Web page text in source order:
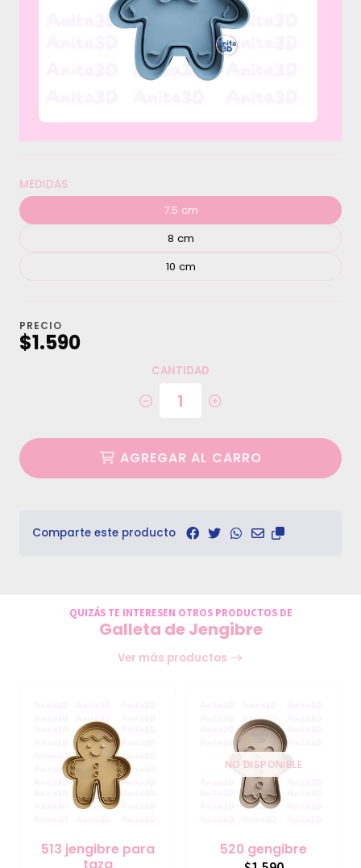
MEDIDAS
7.5 cm
8 cm
10 cm
PRECIO
$1.590
CANTIDAD
AGREGAR AL CARRO
Comparte este producto
QUIZÁS TE INTERESEN OTROS PRODUCTOS DE
Galleta de Jengibre
Ver más productos
513 jengibre para
NO DISPONIBLE
520 gengibre